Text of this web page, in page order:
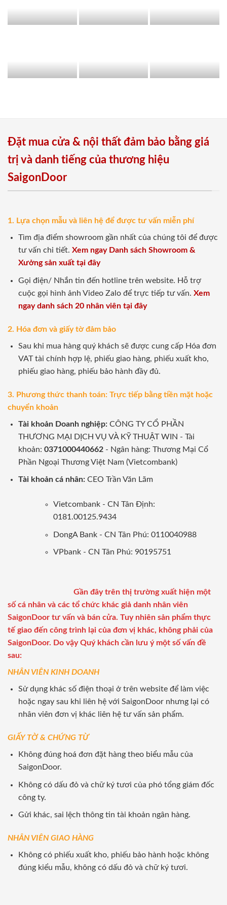
Đặt mua cửa & nội thất đảm bảo bằng giá
trị và danh tiếng của thương hiệu
SaigonDoor
1. Lựa chọn mẫu và liên hệ để được tư vấn miễn phí
Tìm địa điểm showroom gần nhất của chúng tôi để được
tư vấn chi tiết. Xem ngay Danh sách Showroom &
Xưởng sản xuất tại đây
Gọi điện/ Nhắn tin đến hotline trên website. Hỗ trợ
cuộc gọi hình ảnh Video Zalo để trực tiếp tư vấn. Xem
ngay danh sách 20 nhân viên tại đây
2. Hóa đơn và giấy tờ đảm bảo
Sau khi mua hàng quý khách sẽ được cung cấp Hóa đơn
VAT tài chính hợp lệ, phiếu giao hàng, phiếu xuất kho,
phiếu giao hàng, phiếu bảo hành đầy đủ.
3. Phương thức thanh toán: Trực tiếp bằng tiền mặt hoặc
chuyển khoản
Tài khoản Doanh nghiệp:CÔNG TY CỔ PHẦN
THƯƠNG MẠI DỊCH VỤ VÀ KỸ THUẬT WIN - Tài
khoản: 0371000440662- Ngân hàng: Thương Mại Cổ
Phần Ngoại Thương Việt Nam (Vietcombank)
Tài khoản cá nhân: CEO Trần Văn Lãm
Vietcombank - CN Tân Định:
0181.00125.9434
DongA Bank - CN Tân Phú: 0110040988
VPbank - CN Tân Phú: 90195751
Gần đây trên thị trường xuất hiện một
số cá nhân và các tổ chức khác giả danh nhân viên
SaigonDoor tư vấn và bán cửa. Tuy nhiên sản phẩm thực
tế giao đến công trình lại của đơn vị khác, không phải của
SaigonDoor. Do vậy Quý khách cần lưu ý một số vấn đề
sau:
NHÂN VIÊN KINH DOANH
Sử dụng khác số điện thoại ở trên website để làm việc
hoặc ngay sau khi liên hệ với SaigonDoor nhưng lại có
nhân viên đơn vị khác liên hệ tư vấn sản phẩm.
GIẤY TỜ & CHỨNG TỪ
Không đúng hoá đơn đặt hàng theo biểu mẫu của
SaigonDoor.
Không có dấu đỏ và chữ ký tươi của phó tổng giám đốc
công ty.
Gửi khác, sai lệch thông tin tài khoản ngân hàng.
NHÂN VIÊN GIAO HÀNG
Không có phiếu xuất kho, phiếu bảo hành hoặc không
đúng kiểu mẫu, không có dấu đỏ và chữ ký tươi.